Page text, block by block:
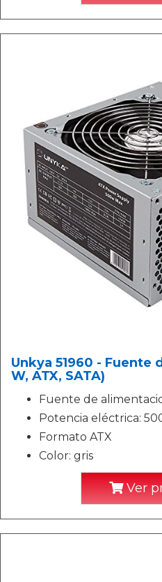
Unkya 51960 - Fuente
W, ATX, SATA)
Fuente de
Potencia eléctrica:
Formato ATX
Color: gris
Ver